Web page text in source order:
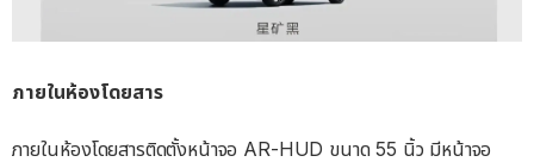
ภายในห้องโดยสาร
ภายในห้องโดยสารติดตั้งหน้าจอ AR-HUD ขนาด 55 นิ้ว มีหน้าจอ